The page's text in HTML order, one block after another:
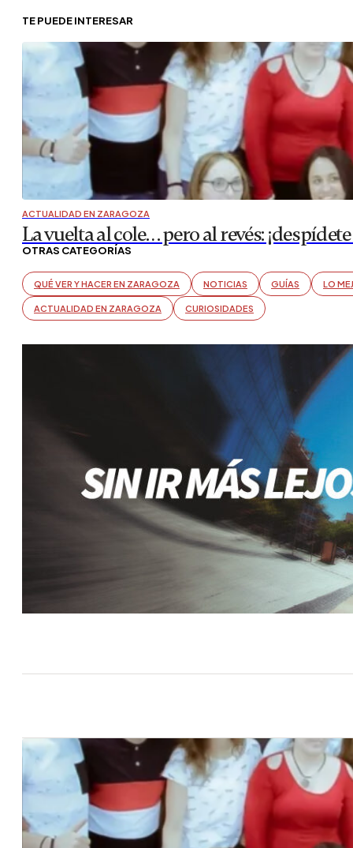
TE PUEDE INTERESAR
ACTUALIDAD EN ZARAGOZA
La vuelta al cole… pero al revés:
OTRAS CATEGORÍAS
QUÉ VER Y HACER EN ZARAGOZA NOTICIAS GUÍAS LO
ACTUALIDAD EN ZARAGOZA CURIOSIDADES